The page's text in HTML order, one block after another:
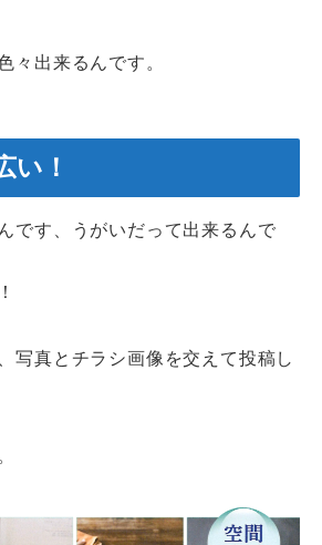
々出来るんです。
い！
です、うがいだって出来るんで
写真とチラシ画像を交えて投稿し